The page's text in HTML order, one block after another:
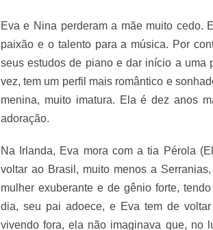
Eva e Nina perderam a mãe muito cedo.
paixão e o talento para a música. Por
seus estudos de piano e dar início a uma
vez, tem um perfil mais romântico e
menina, muito imatura. Ela é dez anos
adoração.
Na Irlanda, Eva mora com a tia Pérola
voltar ao Brasil, muito menos a
mulher exuberante e de gênio forte,
dia, seu pai adoece, e Eva tem de
vivendo fora, ela não imaginava que, no